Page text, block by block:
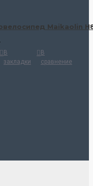
Maikaolin
В
закладки
В
сравнение